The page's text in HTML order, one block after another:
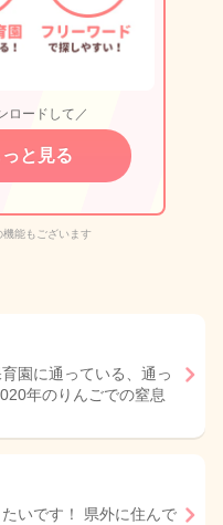
ロードして／
と見る
能もございます
園に通っている、通っ
年のりんごでの窒息
いです！ 県外に住んで